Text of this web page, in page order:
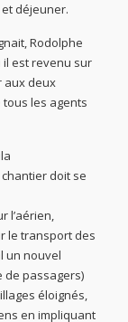
déjeuner.
Rodolphe
il est revenu sur
aux deux
les agents
doit se
l’aérien,
le transport des
un nouvel
passagers)
éloignés,
en impliquant